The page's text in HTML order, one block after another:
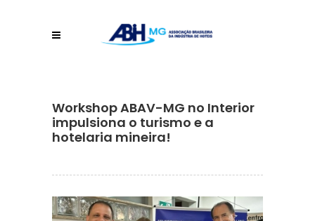
Workshop ABAV-MG no Interior
impulsiona o turismo e a
hotelaria mineira!